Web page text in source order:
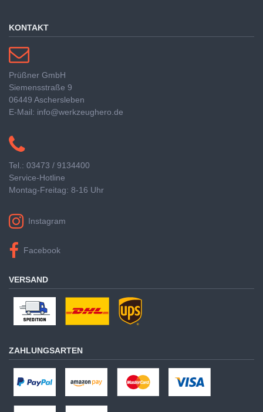
KONTAKT
Prüßner GmbH
Siemensstraße 9
06449 Aschersleben
E-Mail: info@werkzeughero.de
Tel.: 03473 / 9134400
Service-Hotline
Montag-Freitag: 8-16 Uhr
Instagram
Facebook
VERSAND
ZAHLUNGSARTEN